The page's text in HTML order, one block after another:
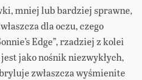
mniej lub bardziej sprawne,
dla oczu, czego
Edge”, rzadziej z kolei
jako nośnik niezwykłych,
zwłaszcza wyśmienite